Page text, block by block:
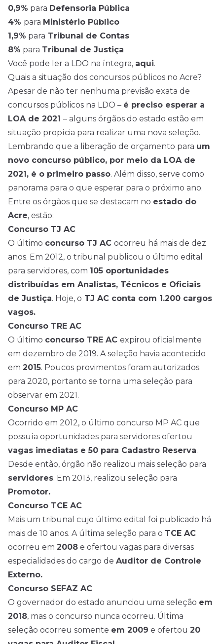
0,9% para Defensoria Pública
4% para Ministério Público
1,9% para Tribunal de Contas
8% para Tribunal de Justiça
Você pode ler a LDO na íntegra, aqui.
Quais a situação dos concursos públicos no Acre?
Apesar de não ter nenhuma previsão exata de
concursos públicos na LDO – é preciso esperar a
LOA de 2021 – alguns órgãos do estado estão em
situação propícia para realizar uma nova seleção.
Lembrando que a liberação de orçamento para um
novo concurso público, por meio da LOA de
2021, é o primeiro passo. Além disso, serve como
panorama para o que esperar para o próximo ano.
Entre os órgãos que se destacam no estado do
Acre, estão:
Concurso TJ AC
O último concurso TJ AC ocorreu há mais de dez
anos. Em 2012, o tribunal publicou o último edital
para servidores, com 105 oportunidades
distribuídas em Analistas, Técnicos e Oficiais
de Justiça. Hoje, o TJ AC conta com 1.200 cargos
vagos.
Concurso TRE AC
O último concurso TRE AC expirou oficialmente
em dezembro de 2019. A seleção havia acontecido
em 2015. Poucos provimentos foram autorizados
para 2020, portanto se torna uma seleção para
observar em 2021.
Concurso MP AC
Ocorrido em 2012, o último concurso MP AC que
possuía oportunidades para servidores ofertou
vagas imediatas e 50 para Cadastro Reserva.
Desde então, órgão não realizou mais seleção para
servidores. Em 2013, realizou seleção para
Promotor.
Concurso TCE AC
Mais um tribunal cujo último edital foi publicado há
mais de 10 anos. A última seleção para o TCE AC
ocorreu em 2008 e ofertou vagas para diversas
especialidades do cargo de Auditor de Controle
Externo.
Concurso SEFAZ AC
O governador do estado anunciou uma seleção em
2018, mas o concurso nunca ocorreu. Última
seleção ocorreu somente em 2009 e ofertou 20